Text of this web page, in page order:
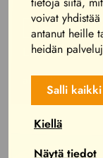
voivat
antanut heille
heidän
Salli kaikki
Kiellä
Näytä tiedot
110cm
Lion King
alle 110cm vain